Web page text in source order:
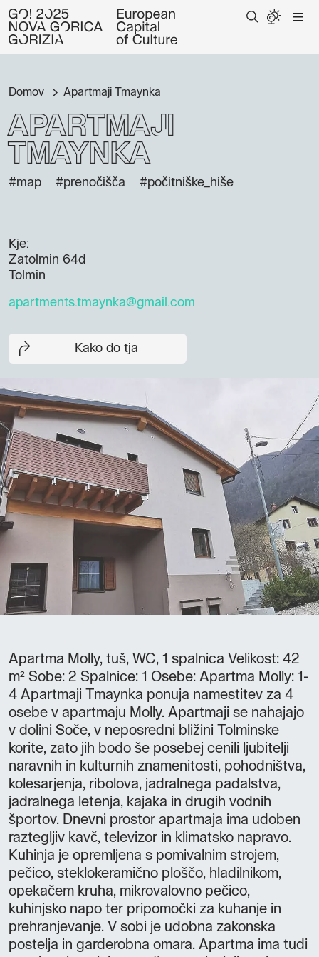
Domov Apartmaji Tmaynka
Apartmaji
Tmaynka
#map #prenočišča #počitniške_hiše
Kje:
Zatolmin 64d
Tolmin
apartments.tmaynka@gmail.com
Kako do tja
Apartma Molly, tuš, WC, 1 spalnica Velikost: 42
m² Sobe: 2 Spalnice: 1 Osebe: Apartma Molly: 1-
4 Apartmaji Tmaynka ponuja namestitev za 4
osebe v apartmaju Molly. Apartmaji se nahajajo
v dolini Soče, v neposredni bližini Tolminske
korite, zato jih bodo še posebej cenili ljubitelji
naravnih in kulturnih znamenitosti, pohodništva,
kolesarjenja, ribolova, jadralnega padalstva,
jadralnega letenja, kajaka in drugih vodnih
športov. Dnevni prostor apartmaja ima udoben
raztegljiv kavč, televizor in klimatsko napravo.
Kuhinja je opremljena s pomivalnim strojem,
pečico, steklokeramično ploščo, hladilnikom,
opekačem kruha, mikrovalovno pečico,
kuhinjsko napo ter pripomočki za kuhanje in
prehranjevanje. V sobi je udobna zakonska
postelja in garderobna omara. Apartma ima tudi